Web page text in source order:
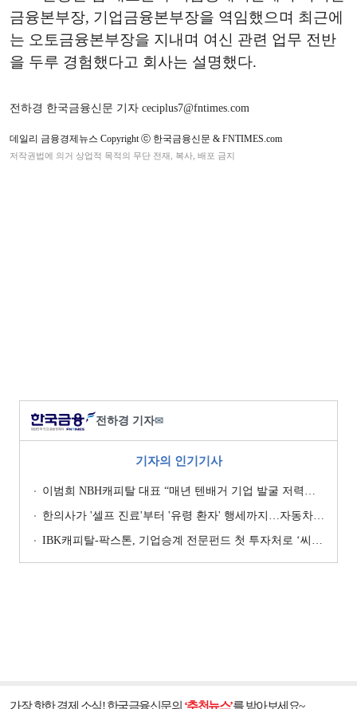
금융본부장, 기업금융본부장을 역임했으며 최근에
는 오토금융본부장을 지내며 여신 관련 업무 전반
을 두루 경험했다고 회사는 설명했다.
전하경 한국금융신문 기자 ceciplus7@fntimes.com
데일리 금융경제뉴스 Copyright ⓒ 한국금융신문 & FNTIMES.com
저작권법에 의거 상업적 목적의 무단 전재, 복사, 배포 금지
전하경 기자✉
기자의 인기기사
이범희 NBH캐피탈 대표 “매년 텐배거 기업 발굴 저력…올해 ROE 20% 목표”
한의사가 '셀프 진료'부터 '유령 환자' 행세까지…자동차보험 악용 심각 [경상환자 8주룰 도입 초읽기]
IBK캐피탈-팍스톤, 기업승계 전문펀드 첫 투자처로 ‘씨엠디기술단’ 낙점 [캐피탈사 돋보기]
가장 핫한 경제 소식! 한국금융신문의 ‘추천뉴스’를 받아보세요~